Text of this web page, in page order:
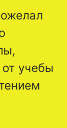
учебы